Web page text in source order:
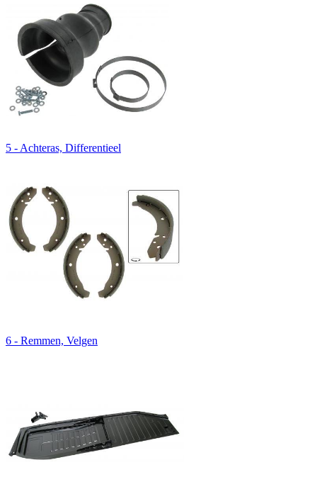
5 - Achteras, Differentieel
6 - Remmen, Velgen